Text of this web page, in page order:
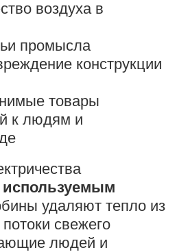
воздуха в
промысла
конструкции
товары
к людям и
удаляют тепло из
свежего
людей и